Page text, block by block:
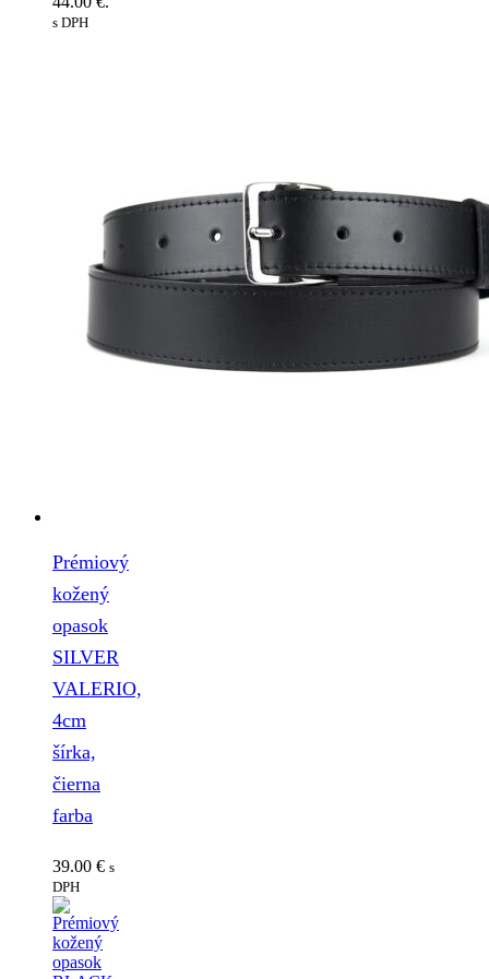
s DPH
Prémiový
kožený
opasok
SILVER
VALERIO,
4cm
šírka,
čierna
farba
39.00 € s
DPH